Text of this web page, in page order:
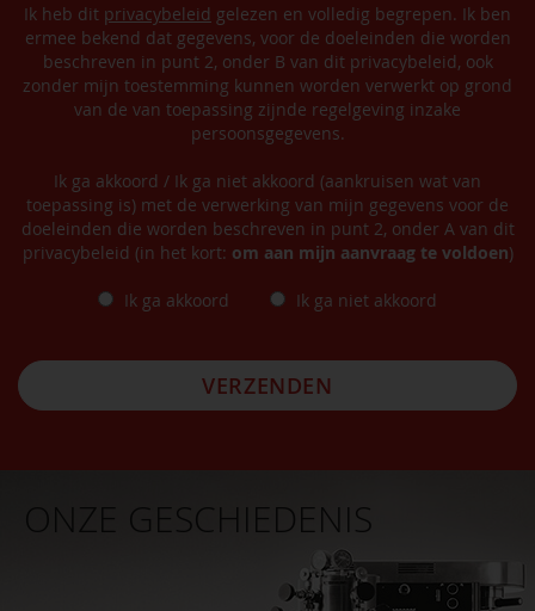
Ik heb dit privacybeleid gelezen en volledig begrepen. Ik ben
ermee bekend dat gegevens, voor de doeleinden die worden
beschreven in punt 2, onder B van dit privacybeleid, ook
zonder mijn toestemming kunnen worden verwerkt op grond
van de van toepassing zijnde regelgeving inzake
persoonsgegevens.
Ik ga akkoord / Ik ga niet akkoord (aankruisen wat van
toepassing is) met de verwerking van mijn gegevens voor de
doeleinden die worden beschreven in punt 2, onder A van dit
privacybeleid (in het kort: om aan mijn aanvraag te voldoen)
Ik ga akkoord Ik ga niet akkoord
VERZENDEN
ONZE GESCHIEDENIS